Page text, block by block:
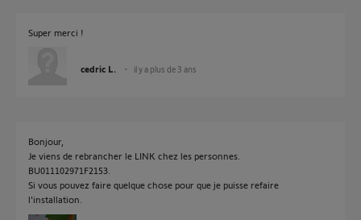
Super merci !
cedric L. il y a plus de 3 ans
Bonjour,
Je viens de rebrancher le LINK chez les personnes.
BU011102971F2153.
Si vous pouvez faire quelque chose pour que je puisse refaire
l'installation.